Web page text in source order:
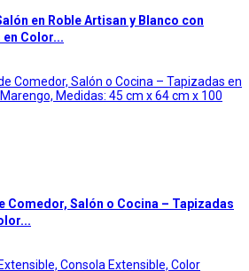
en Roble Artisan y Blanco con
Color...
Comedor, Salón o Cocina – Tapizadas